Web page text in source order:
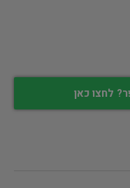
לחצו כאן